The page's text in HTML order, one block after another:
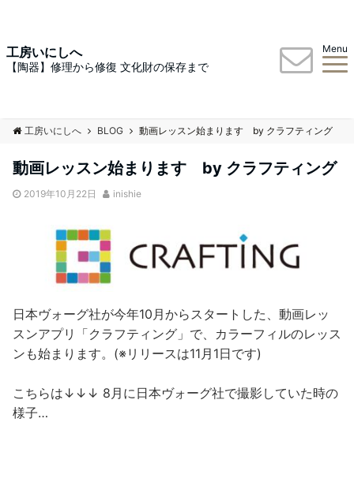
工房いにしへ
【陶器】修理から修復 文化財の保存まで
Menu
工房いにしへ BLOG 動画レッスン始まります by クラフティング
動画レッスン始まります by クラフティング
2019年10月22日 inishie
日本ヴォーグ社が今年10月からスタートした、動画レッ
スンアプリ「クラフティング」で、カラーフィルのレッス
ンも始まります。(※リリースは11月1日です)
こちらは↓↓↓ 8月に日本ヴォーグ社で撮影していた時の
様子…